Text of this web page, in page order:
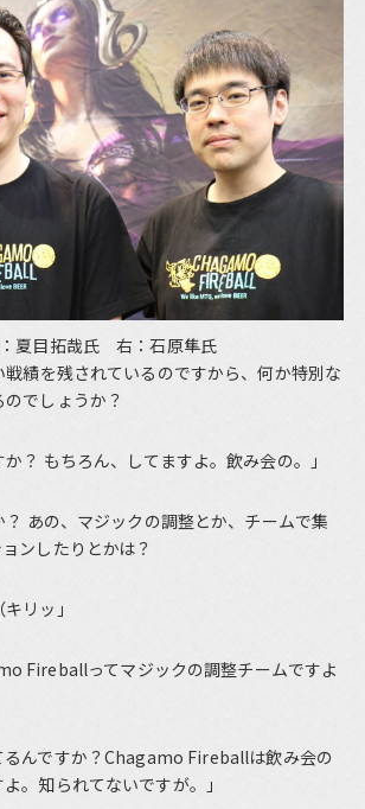
夏目拓哉氏 右：石原隼氏
戦績を残されているのですから、何か特別な
でしょうか？
か？ もちろん、してますよ。飲み会の。」
？ あの、マジックの調整とか、チームで集
ンしたりとかは？
リッ」
Fireballってマジックの調整チームですよ
るんですか？Chagamo Fireballは飲み会の
。知られてないですが。」